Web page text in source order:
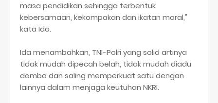
masa pendidikan sehingga terbentuk
kebersamaan, kekompakan dan ikatan moral,"
kata Ida.
Ida menambahkan, TNI-Polri yang solid artinya
tidak mudah dipecah belah, tidak mudah diadu
domba dan saling memperkuat satu dengan
lainnya dalam menjaga keutuhan NKRI.